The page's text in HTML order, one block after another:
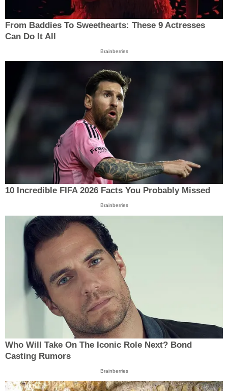
From Baddies To Sweethearts: These 9 Actresses
Can Do It All
Brainberries
10 Incredible FIFA 2026 Facts You Probably Missed
Brainberries
Who Will Take On The Iconic Role Next? Bond
Casting Rumors
Brainberries